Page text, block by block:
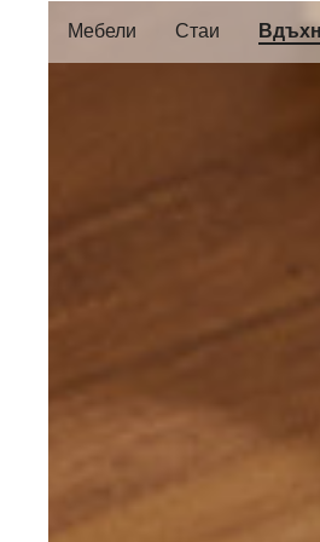
към основното
Преминете към търсенето
Преминете към основната
Мебели Стаи